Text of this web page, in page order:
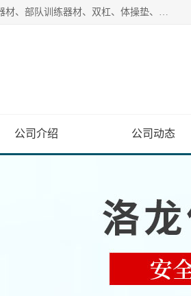
【1分钟前更新】盐山洛龙体育器材销售有限公司批量供应：300米障碍器材、400米障碍器材、部队训练器材、双杠、体操垫、舞蹈把杆等产品。盐山洛龙体育器材销售有限公司经过多年的发展，集研发，生产，销售，售后服务为一体. 奉行“质量，信誉，服务”的宗旨，以开拓创新的精神和真诚守信的态度积极进取。
公司介绍 公司动态